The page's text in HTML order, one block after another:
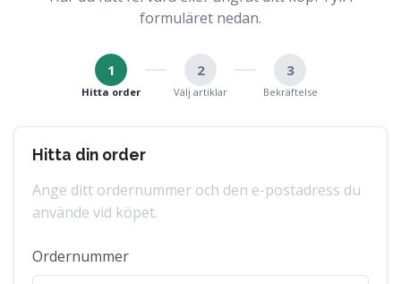
formuläret nedan.
1
Hitta order
2
Välj artiklar
3
Bekräftelse
Hitta din order
Ange ditt ordernummer och den e-postadress du
använde vid köpet.
Ordernummer